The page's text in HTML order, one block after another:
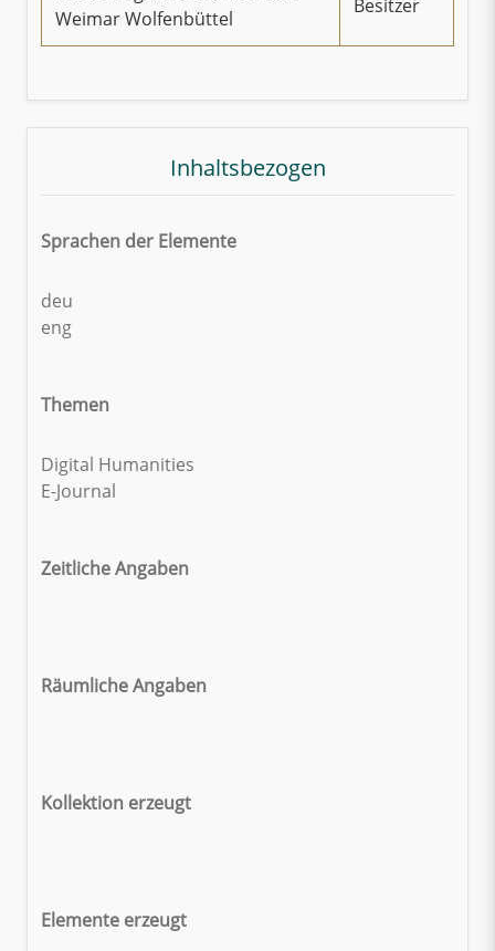
Weimar Wolfenbüttel
Besitzer
Inhaltsbezogen
Sprachen der Elemente
deu
eng
Themen
Digital Humanities
E-Journal
Zeitliche Angaben
Räumliche Angaben
Kollektion erzeugt
Elemente erzeugt